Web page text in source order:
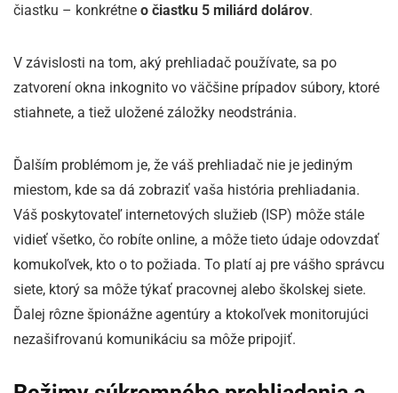
čiastku – konkrétne o čiastku 5 miliárd dolárov.
V závislosti na tom, aký prehliadač používate, sa po
zatvorení okna inkognito vo väčšine prípadov súbory, ktoré
stiahnete, a tiež uložené záložky neodstránia.
Ďalším problémom je, že váš prehliadač nie je jediným
miestom, kde sa dá zobraziť vaša história prehliadania.
Váš poskytovateľ internetových služieb (ISP) môže stále
vidieť všetko, čo robíte online, a môže tieto údaje odovzdať
komukoľvek, kto o to požiada. To platí aj pre vášho správcu
siete, ktorý sa môže týkať pracovnej alebo školskej siete.
Ďalej rôzne špionážne agentúry a ktokoľvek monitorujúci
nezašifrovanú komunikáciu sa môže pripojiť.